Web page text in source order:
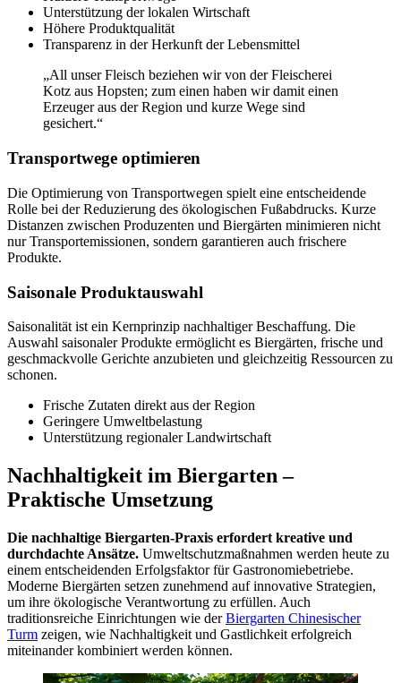
Unterstützung der lokalen Wirtschaft
Höhere Produktqualität
Transparenz in der Herkunft der Lebensmittel
„All unser Fleisch beziehen wir von der Fleischerei
Kotz aus Hopsten; zum einen haben wir damit einen
Erzeuger aus der Region und kurze Wege sind
gesichert.“
Transportwege optimieren
Die Optimierung von Transportwegen spielt eine entscheidende
Rolle bei der Reduzierung des ökologischen Fußabdrucks. Kurze
Distanzen zwischen Produzenten und Biergärten minimieren nicht
nur Transportemissionen, sondern garantieren auch frischere
Produkte.
Saisonale Produktauswahl
Saisonalität ist ein Kernprinzip nachhaltiger Beschaffung. Die
Auswahl saisonaler Produkte ermöglicht es Biergärten, frische und
geschmackvolle Gerichte anzubieten und gleichzeitig Ressourcen zu
schonen.
Frische Zutaten direkt aus der Region
Geringere Umweltbelastung
Unterstützung regionaler Landwirtschaft
Nachhaltigkeit im Biergarten –
Praktische Umsetzung
Die nachhaltige Biergarten-Praxis erfordert kreative und
durchdachte Ansätze. Umweltschutzmaßnahmen werden heute zu
einem entscheidenden Erfolgsfaktor für Gastronomiebetriebe.
Moderne Biergärten setzen zunehmend auf innovative Strategien,
um ihre ökologische Verantwortung zu erfüllen. Auch
traditionsreiche Einrichtungen wie derBiergarten Chinesischer
Turm zeigen, wie Nachhaltigkeit und Gastlichkeit erfolgreich
miteinander kombiniert werden können.